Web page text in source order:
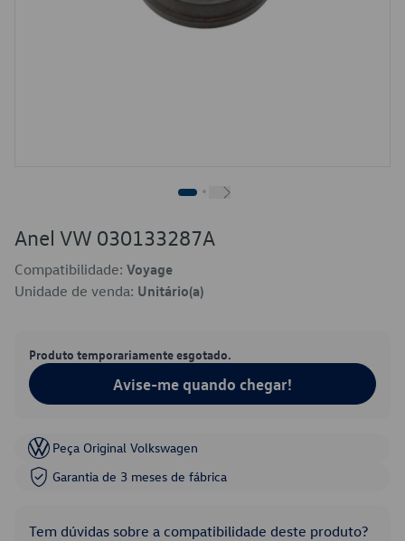
Anel VW 030133287A
Compatibilidade: Voyage
Unidade de venda: Unitário(a)
Produto temporariamente esgotado.
Avise-me quando chegar!
Peça Original Volkswagen
Garantia de 3 meses de fábrica
Tem dúvidas sobre a compatibilidade deste produto?